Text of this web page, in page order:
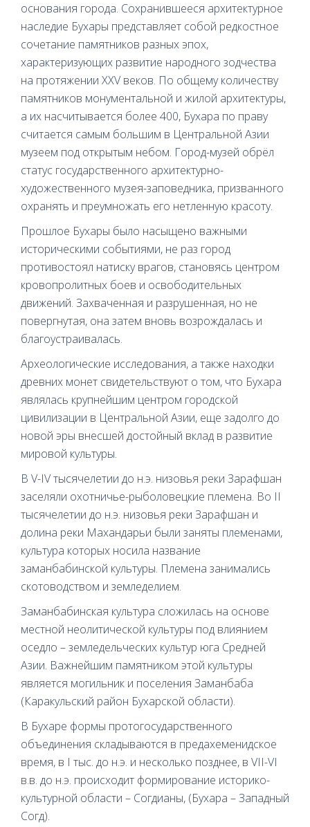
основания города. Сохранившееся архитектурное
наследие Бухары представляет собой редкостное
сочетание памятников разных эпох,
характеризующих развитие народного зодчества
на протяжении XXV веков. По общему количеству
памятников монументальной и жилой архитектуры,
а их насчитывается более 400, Бухара по праву
считается самым большим в Центральной Азии
музеем под открытым небом. Город-музей обрёл
статус государственного архитектурно-
художественного музея-заповедника, призванного
охранять и преумножать его нетленную красоту.
Прошлое Бухары было насыщено важными
историческими событиями, не раз город
противостоял натиску врагов, становясь центром
кровопролитных боев и освободительных
движений. Захваченная и разрушенная, но не
повергнутая, она затем вновь возрождалась и
благоустраивалась.
Археологические исследования, а также находки
древних монет свидетельствуют о том, что Бухара
являлась крупнейшим центром городской
цивилизации в Центральной Азии, еще задолго до
новой эры внесшей достойный вклад в развитие
мировой культуры.
В V-IV тысячелетии до н.э. низовья реки Зарафшан
заселяли охотничье-рыболовецкие племена. Во II
тысячелетии до н.э. низовья реки Зарафшан и
долина реки Махандарьи были заняты племенами,
культура которых носила название
заманбабинской культуры. Племена занимались
скотоводством и земледелием.
Заманбабинская культура сложилась на основе
местной неолитической культуры под влиянием
оседло – земледельческих культур юга Средней
Азии. Важнейшим памятником этой культуры
является могильник и поселения Заманбаба
(Каракульский район Бухарской области).
В Бухаре формы протогосударственного
объединения складываются в предахеменидское
время, в I тыс. до н.э. и несколько позднее, в VII-VI
в.в. до н.э. происходит формирование историко-
культурной области – Согдианы, (Бухара – Западный
Согд).